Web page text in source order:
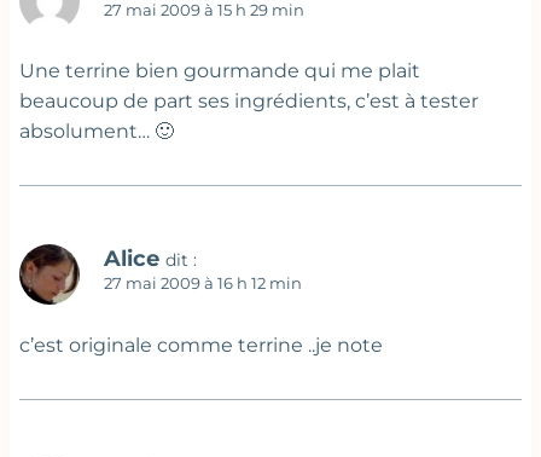
27 mai 2009 à 15 h 29 min
Une terrine bien gourmande qui me plait
beaucoup de part ses ingrédients, c’est à tester
absolument… 🙂
Alice dit :
27 mai 2009 à 16 h 12 min
c’est originale comme terrine ..je note